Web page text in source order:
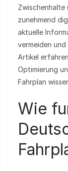
Zwischenhalte
zunehmend
aktuelle
vermeiden
Artikel
Optimierung
Fahrplan
Wie